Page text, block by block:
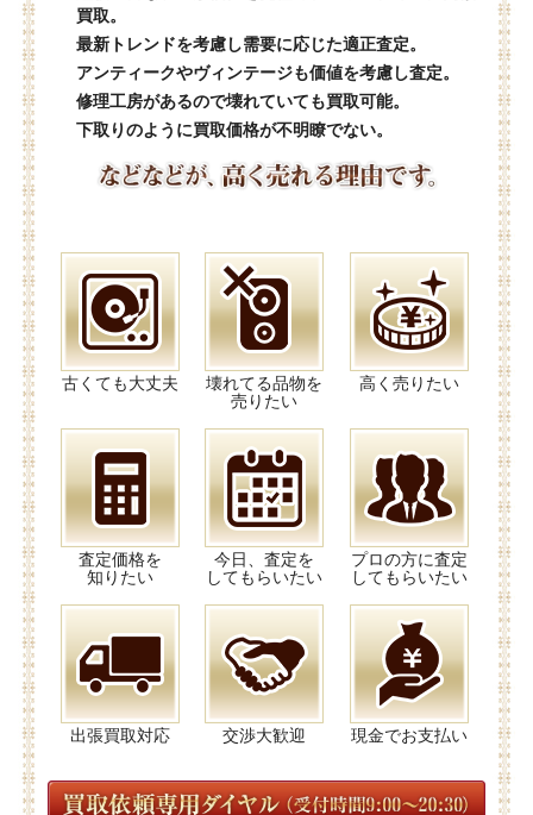
買取。
最新トレンドを考慮し需要に応じた適正査定。
アンティークやヴィンテージも価値を考慮し査定。
修理工房があるので壊れていても買取可能。
下取りのように買取価格が不明瞭でない。
古くても大丈夫
壊れてる品物を
売りたい
高く売りたい
査定価格を
知りたい
今日、査定を
してもらいたい
プロの方に査定
してもらいたい
出張買取対応 交渉大歓迎 現金でお支払い